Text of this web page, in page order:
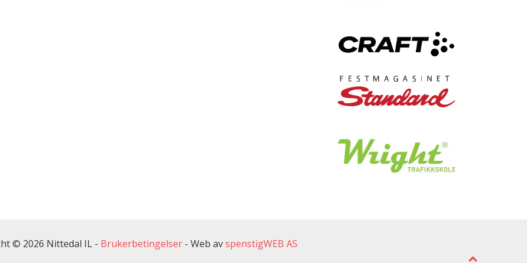
© 2026 Nittedal IL - Brukerbetingelser - Web avspenstigWEB AS